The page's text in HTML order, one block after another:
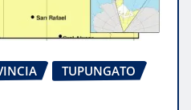
TUPUNGATO